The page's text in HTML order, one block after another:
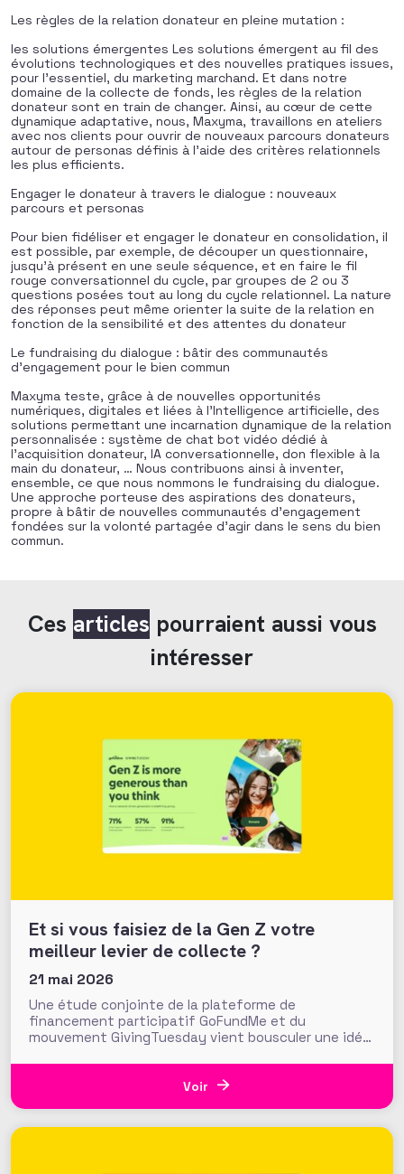
Les règles de la relation donateur en pleine mutation :
les solutions émergentes Les solutions émergent au fil des
évolutions technologiques et des nouvelles pratiques issues,
pour l’essentiel, du marketing marchand. Et dans notre
domaine de la collecte de fonds, les règles de la relation
donateur sont en train de changer. Ainsi, au cœur de cette
dynamique adaptative, nous, Maxyma, travaillons en ateliers
avec nos clients pour ouvrir de nouveaux parcours donateurs
autour de personas définis à l’aide des critères relationnels
les plus efficients.
Engager le donateur à travers le dialogue : nouveaux
parcours et personas
Pour bien fidéliser et engager le donateur en consolidation, il
est possible, par exemple, de découper un questionnaire,
jusqu’à présent en une seule séquence, et en faire le fil
rouge conversationnel du cycle, par groupes de 2 ou 3
questions posées tout au long du cycle relationnel. La nature
des réponses peut même orienter la suite de la relation en
fonction de la sensibilité et des attentes du donateur
Le fundraising du dialogue : bâtir des communautés
d’engagement pour le bien commun
Maxyma teste, grâce à de nouvelles opportunités
numériques, digitales et liées à l’Intelligence artificielle, des
solutions permettant une incarnation dynamique de la relation
personnalisée : système de chat bot vidéo dédié à
l’acquisition donateur, IA conversationnelle, don flexible à la
main du donateur, … Nous contribuons ainsi à inventer,
ensemble, ce que nous nommons le fundraising du dialogue.
Une approche porteuse des aspirations des donateurs,
propre à bâtir de nouvelles communautés d’engagement
fondées sur la volonté partagée d’agir dans le sens du bien
commun.
Ces articles pourraient aussi vous
intéresser
Et si vous faisiez de la Gen Z votre
meilleur levier de collecte ?
21 mai 2026
Une étude conjointe de la plateforme de
financement participatif GoFundMe et du
mouvement GivingTuesday vient bousculer une idée
l’engagement « fainéant », qui like et relaie sur les
réseaux sans jamais passer à l’acte. À rebours de
Voir